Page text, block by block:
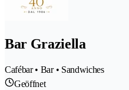
Bar Graziella
Cafébar • Bar • Sandwiches
Geöffnet